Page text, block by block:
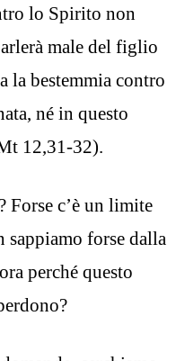
lo Spirito non
male del figlio
la bestemmia contro
né in questo
12,31-32).
Forse c’è un limite
forse dalla
perché questo